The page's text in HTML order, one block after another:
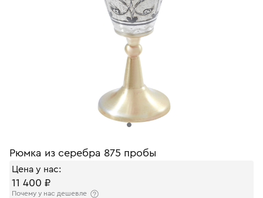
Рюмка из серебра 875 пробы
Цена у нас:
11 400 ₽
Почему у нас дешевле